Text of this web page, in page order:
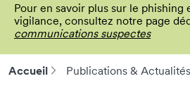
Pour en savoir plus sur le phishing
vigilance, consultez notre page
communications suspectes
Accueil Publications & Actualités